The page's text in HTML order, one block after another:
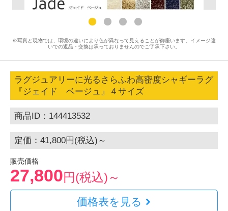
※写真と現物では、環境の違いにより色が異なって見えることが御座います。イメージ違
いでの返品・交換は承っておりませんのでご了承下さい。
ラグジュアリーに光るさらふわ高密度シャギーラグ
『ジェイド ベージュ』４サイズ
商品ID：144413532
定価：41,800円(税込)～
販売価格
27,800円(税込)～
価格表を見る